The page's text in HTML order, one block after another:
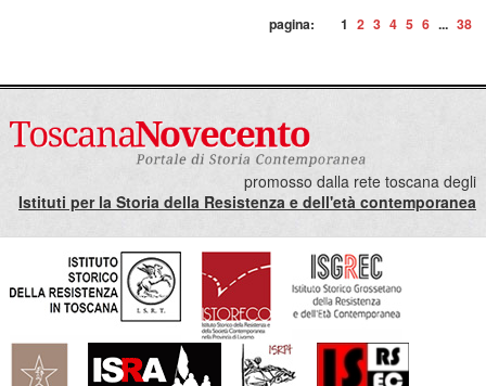
pagina: 1 2 3 4 5 6 ... 38
promosso dalla rete toscana degli
Istituti per la Storia della Resistenza e dell'età contemporanea